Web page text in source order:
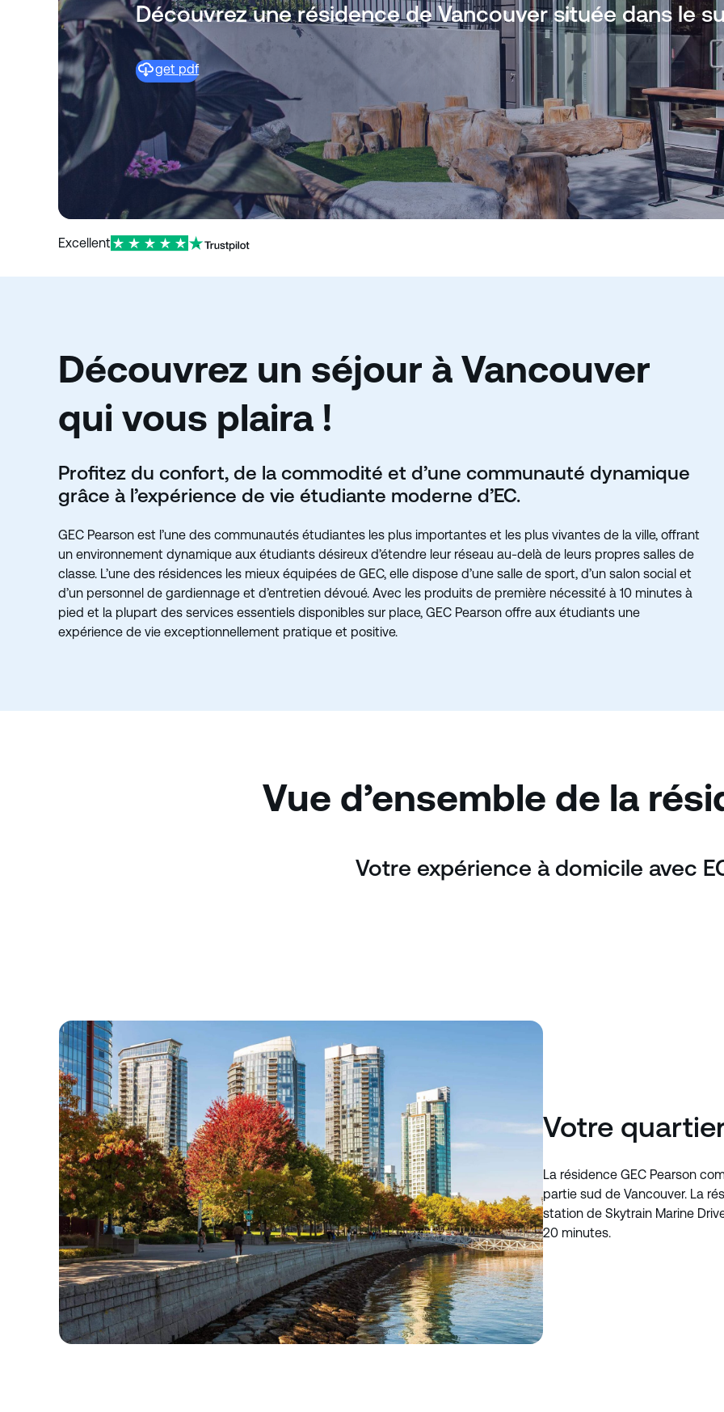
Découvrez une résidence de Vancouver située dans le
get pdf
Excellent
Découvrez un séjour à Vancouver
qui vous plaira !
Profitez du confort, de la commodité et d’une communauté dynamique
grâce à l’expérience de vie étudiante moderne d’EC.
GEC Pearson est l’une des communautés étudiantes les plus importantes et les plus vivantes de la ville, offrant
un environnement dynamique aux étudiants désireux d’étendre leur réseau au-delà de leurs propres salles de
classe. L’une des résidences les mieux équipées de GEC, elle dispose d’une salle de sport, d’un salon social et
d’un personnel de gardiennage et d’entretien dévoué. Avec les produits de première nécessité à 10 minutes à
pied et la plupart des services essentiels disponibles sur place, GEC Pearson offre aux étudiants une
expérience de vie exceptionnellement pratique et positive.
Vue d’ensemble de la
Votre expérience à domicile avec
Votre
La résidence GEC Pearson
partie sud de Vancouver. La
station de Skytrain Marine
20 minutes.